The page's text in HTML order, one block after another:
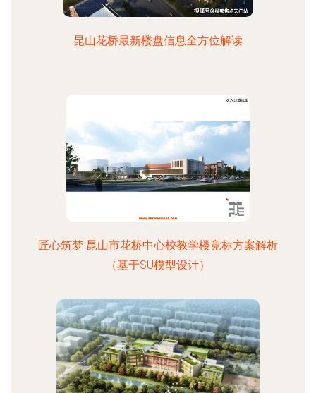
昆山花桥最新楼盘信息全方位解读
匠心筑梦 昆山市花桥中心校教学楼竞标方案解析
（基于SU模型设计）